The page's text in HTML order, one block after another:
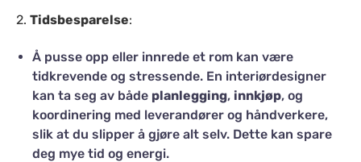
2. Tidsbesparelse:
Å pusse opp eller innrede et rom kan være
tidkrevende og stressende. En interiørdesigner
kan ta seg av både planlegging, innkjøp, og
koordinering med leverandører og håndverkere,
slik at du slipper å gjøre alt selv. Dette kan spare
deg mye tid og energi.